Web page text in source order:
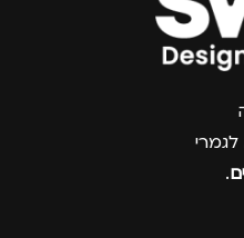
צרפו אותי למועדון
.